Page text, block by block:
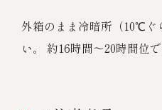
外箱のまま冷暗所（10℃ぐ
い。 約16時間～20時間位で